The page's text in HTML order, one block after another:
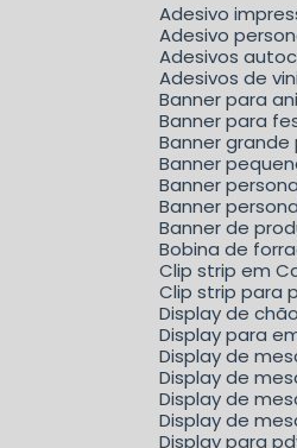
Adesivo
Adesivo
Adesivos
Adesivos de
Banner para
Banner para
Banner
Banner
Banner
Banner
Banner de
Bobina de
Clip strip em
Clip strip para
Display de
Display para
Display de
Display de
Display de
Display de
Display para